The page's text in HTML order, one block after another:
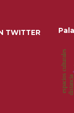
TWITTER
distancia
espacios culturales